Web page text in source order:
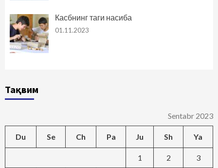
Касбнинг таги насиба
01.11.2023
Тақвим
Sentabr 2023
Du Se Ch Pa Ju Sh Ya
1 2 3